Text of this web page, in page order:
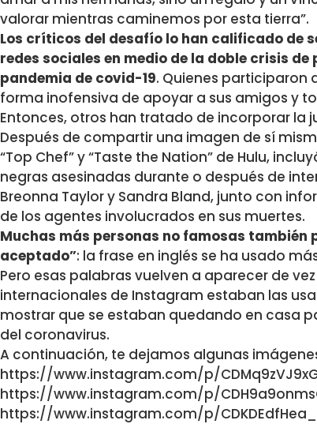
valorar mientras caminemos por esta tierra”.
Los críticos del desafío lo han calificado de
redes sociales en medio de la doble crisis
pandemia de covid-19. Quienes
forma inofensiva de apoyar a sus amigos y
Entonces, otros han tratado de incorporar la
Después de compartir una imagen de sí
“Top Chef” y “Taste the Nation” de Hulu,
negras asesinadas durante o después de
Breonna Taylor y Sandra Bland, junto con
de los agentes involucrados en sus muertes.
Muchas más personas no famosas
aceptado”: la frase en inglés se ha usado
Pero esas palabras vuelven a aparecer de
internacionales de Instagram estaban las
mostrar que se estaban quedando en casa
del coronavirus.
A continuación, te dejamos algunas
https://www.instagram.com/p/
https://www.instagram.com/p/
https://www.instagram.com/p/